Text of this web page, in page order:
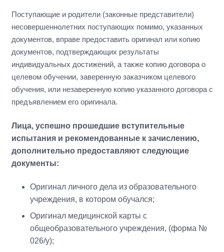
Поступающие и родители (законные представители)
несовершеннолетних поступающих помимо, указанных
документов, вправе предоставить оригинал или копию
документов, подтверждающих результаты
индивидуальных достижений, а также копию договора о
целевом обучении, заверенную заказчиком целевого
обучения, или незаверенную копию указанного договора с
предъявлением его оригинала.
Лица, успешно прошедшие вступительные
испытания и рекомендованные к зачислению,
дополнительно предоставляют следующие
документы:
Оригинал личного дела из образовательного
учреждения, в котором обучался;
Оригинал медицинской карты с
общеобразовательного учреждения, (форма №
026/у);